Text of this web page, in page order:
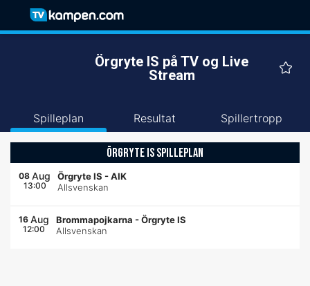
Örgryte IS på TV og Live
Stream
Spilleplan Resultat Spillertropp
ÖRGRYTE IS SPILLEPLAN
08 Aug
13:00
Örgryte IS -AIK
Allsvenskan
16 Aug
12:00
Brommapojkarna -Örgryte IS
Allsvenskan